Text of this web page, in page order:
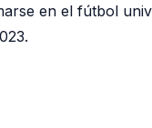
en el fútbol